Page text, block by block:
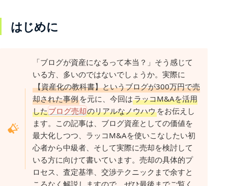
はじめに
「ブログが資産になるって本当？」そう感じて
いる方、多いのではないでしょうか。実際に
【資産化の教科書】というブログが300万円で売
却された事例を元に、今回はラッコM&Aを活用
したブログ売却のリアルなノウハウをお伝えし
ます。この記事は、ブログ資産としての価値を
最大化しつつ、ラッコM&Aを使いこなしたい初
心者から中級者、そして実際に売却を検討して
いる方に向けて書いています。売却の具体的プ
ロセス、査定基準、交渉テクニックまで余すと
ころなく解説しますので、ぜひ最後までご覧く